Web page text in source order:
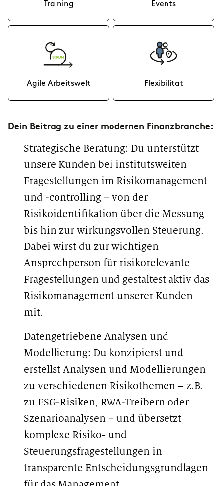
Training Events
Agile Arbeitswelt
In unseren agilen
gesetzt. Ob SCRUM, Kanban oder
wir die agile Welt in die
Umsetzung. Mehr zu unseren
Offices findest duhier
Flexibilität
Um dir bestmögliche
Standorte wohnen: Neben
du, ob du ins Office fahren oder
lieber von zu Hause aus
arbeiten möchtest. Aus diesem
Grund kannst du dir sowohl
deinen Standort als auch deine
Practice Group - Projektgruppen
zu spezifischen Themen - selbst
wählen und im Laufe der Zeit
problemlos wechseln.
Dein Beitrag zu einer modernen Finanzbranche:
Strategische Beratung: Du unterstützt
unsere Kunden bei institutsweiten
Fragestellungen im Risikomanagement
und -controlling – von der
Risikoidentifikation über die Messung
bis hin zur wirkungsvollen Steuerung.
Dabei wirst du zur wichtigen
Ansprechperson für risikorelevante
Fragestellungen und gestaltest aktiv das
Risikomanagement unserer Kunden
mit.
Datengetriebene Analysen und
Modellierung: Du konzipierst und
erstellst Analysen und Modellierungen
zu verschiedenen Risikothemen – z.B.
zu ESG-Risiken, RWA-Treibern oder
Szenarioanalysen – und übersetzt
komplexe Risiko- und
Steuerungsfragestellungen in
transparente Entscheidungsgrundlagen